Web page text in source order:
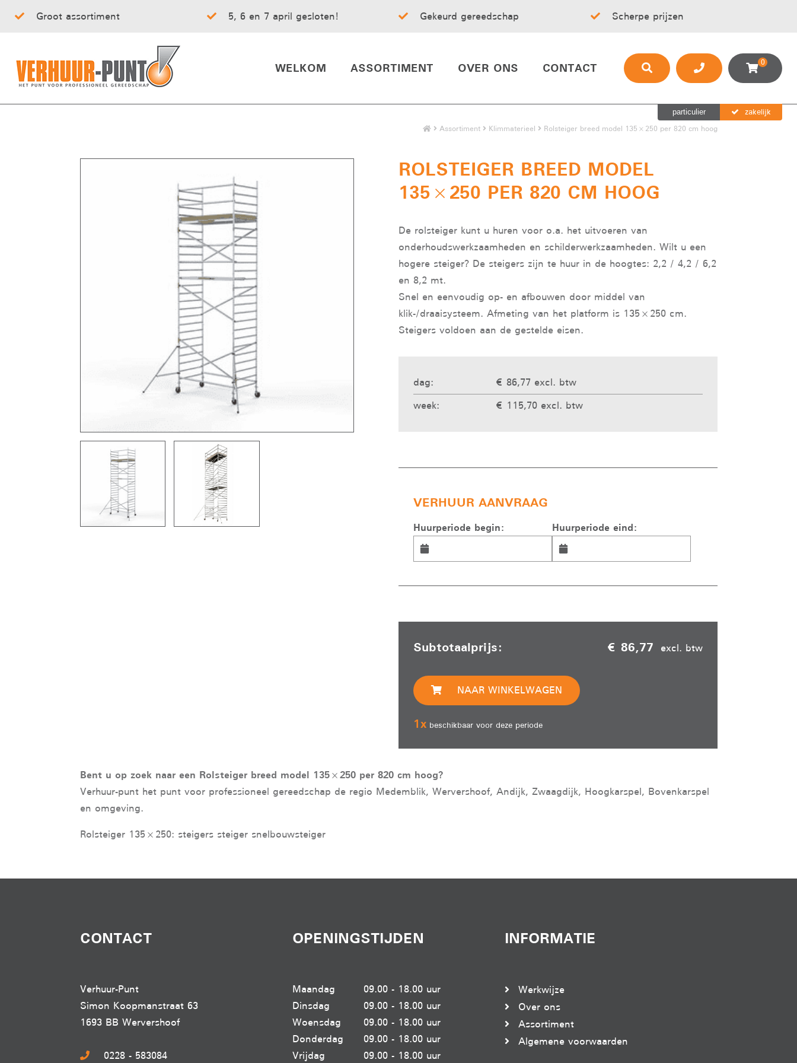
Groot assortiment 5, 6 en 7 april gesloten! Gekeurd gereedschap Scherpe prijzen
WELKOM ASSORTIMENT OVER ONS CONTACT 0
particulier zakelijk
Assortiment Klimmaterieel Rolsteiger breed model 135×250 per 820 cm hoog
ROLSTEIGER BREED MODEL
135×250 PER 820 CM HOOG
De rolsteiger kunt u huren voor o.a. het uitvoeren van
onderhoudswerkzaamheden en schilderwerkzaamheden. Wilt u een
hogere steiger? De steigers zijn te huur in de hoogtes: 2,2 / 4,2 / 6,2
en 8,2 mt.
Snel en eenvoudig op- en afbouwen door middel van
klik-/draaisysteem. Afmeting van het platform is 135×250 cm.
Steigers voldoen aan de gestelde eisen.
dag:
€ 86,77 excl. btw
week:
€ 115,70 excl. btw
VERHUUR AANVRAAG
Huurperiode begin: Huurperiode eind:
Subtotaalprijs: € 86,77 excl. btw
NAAR WINKELWAGEN
1x beschikbaar voor deze periode
Bent u op zoek naar een Rolsteiger breed model 135×250 per 820 cm hoog?
Verhuur-punt het punt voor professioneel gereedschap de regio Medemblik, Wervershoof, Andijk, Zwaagdijk, Hoogkarspel, Bovenkarspel
en omgeving.
Rolsteiger 135×250: steigers steiger snelbouwsteiger
CONTACT
Verhuur-Punt
Simon Koopmanstraat 63
1693 BB Wervershoof
0228 - 583084
OPENINGSTIJDEN
Maandag
09.00 - 18.00 uur
Dinsdag
09.00 - 18.00 uur
Woensdag
09.00 - 18.00 uur
Donderdag
09.00 - 18.00 uur
Vrijdag
09.00 - 18.00 uur
INFORMATIE
Werkwijze
Over ons
Assortiment
Algemene voorwaarden